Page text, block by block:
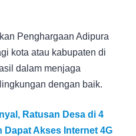
Penghargaan Adipura
kota atau kabupaten di
dalam menjaga
dengan baik.
Ratusan Desa di 4
Dapat Akses Internet 4G